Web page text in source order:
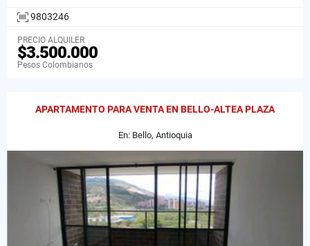
9803246
PRECIO ALQUILER
$3.500.000
Pesos Colombianos
APARTAMENTO PARA VENTA EN BELLO-ALTEA PLAZA
En: Bello, Antioquia